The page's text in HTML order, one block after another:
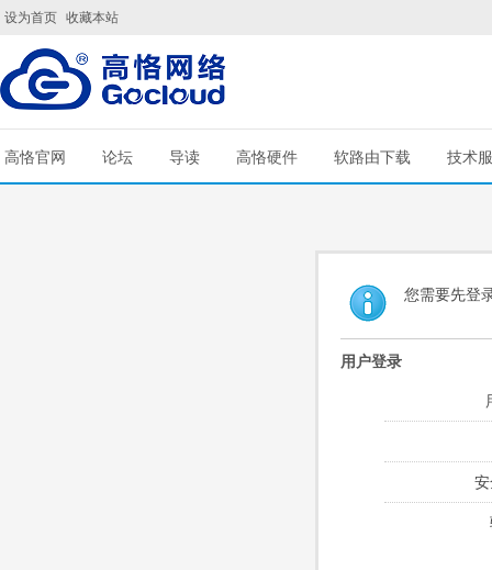
设为首页 收藏本站
高恪官网 论坛 导读 高恪硬件 软路由下载 技术
您需要先登
用户登录